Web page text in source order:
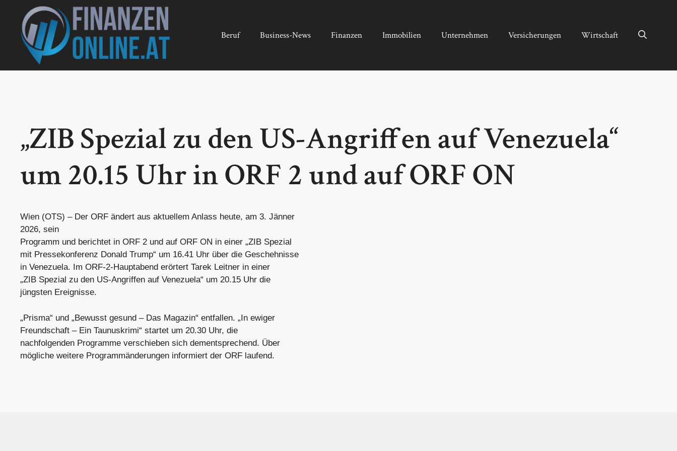
springen
Beruf Business-News Finanzen Immobilien Unternehmen Versicherungen Wirtschaft
„ZIB Spezial zu den US-Angriffen auf Venezuela“
um 20.15 Uhr in ORF 2 und auf ORF ON
Wien (OTS) – Der ORF ändert aus aktuellem Anlass heute, am 3. Jänner
2026, sein
Programm und berichtet in ORF 2 und auf ORF ON in einer „ZIB Spezial
mit Pressekonferenz Donald Trump“ um 16.41 Uhr über die Geschehnisse
in Venezuela. Im ORF-2-Hauptabend erörtert Tarek Leitner in einer
„ZIB Spezial zu den US-Angriffen auf Venezuela“ um 20.15 Uhr die
jüngsten Ereignisse.
„Prisma“ und „Bewusst gesund – Das Magazin“ entfallen. „In ewiger
Freundschaft – Ein Taunuskrimi“ startet um 20.30 Uhr, die
nachfolgenden Programme verschieben sich dementsprechend. Über
mögliche weitere Programmänderungen informiert der ORF laufend.